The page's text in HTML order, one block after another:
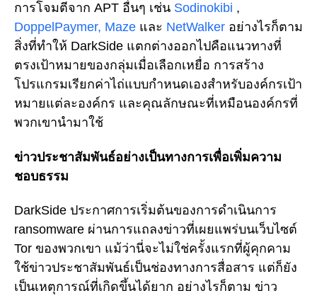
การโจมตีจาก APT อื่นๆ เช่น Sodinokibi ,
DoppelPaymer, Maze และ NetWalker อย่างไรก็ตาม
สิ่งที่ทำให้ DarkSide แตกต่างออกไปคือแนวทางที่
ตรงเป้าหมายของกลุ่มเมื่อเลือกเหยื่อ การสร้าง
โปรแกรมเรียกค่าไถ่แบบกำหนดเองสำหรับองค์กรเป้า
หมายแต่ละองค์กร และคุณลักษณะที่เหมือนองค์กรที่
พวกเขานำมาใช้
ข่าวประชาสัมพันธ์อย่างเป็นทางการเพื่อเพิ่มความ
ชอบธรรม
DarkSide ประกาศการเริ่มต้นของการดำเนินการ
ransomware ผ่านการแถลงข่าวที่เผยแพร่บนเว็บไซต์
Tor ของพวกเขา แม้ว่านี่จะไม่ใช่ครั้งแรกที่ผู้คุกคาม
ใช้ข่าวประชาสัมพันธ์เป็นช่องทางการสื่อสาร แต่ก็ยัง
เป็นเหตุการณ์ที่เกิดขึ้นได้ยาก อย่างไรก็ตาม ข่าว